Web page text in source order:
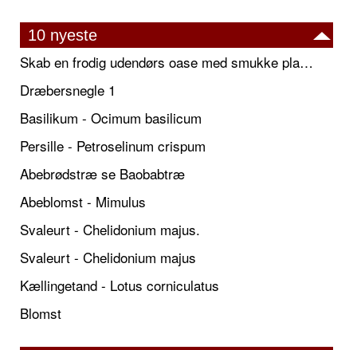
10 nyeste
Skab en frodig udendørs oase med smukke plantekrukker og elegante espalier
Dræbersnegle 1
Basilikum - Ocimum basilicum
Persille - Petroselinum crispum
Abebrødstræ se Baobabtræ
Abeblomst - Mimulus
Svaleurt - Chelidonium majus.
Svaleurt - Chelidonium majus
Kællingetand - Lotus corniculatus
Blomst